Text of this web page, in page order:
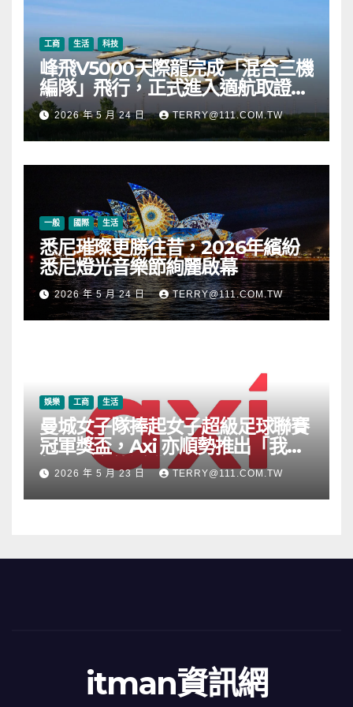
工商 生活 科技
峰飛V5000天際龍完成「混合三機
編隊」飛行，正式進入適航取證階
段2026 年 5 月 24 日 TERRY@111.COM.TW
一般 國際 生活
悉尼璀璨更勝往昔，2026年繽紛
悉尼燈光音樂節絢麗啟幕
2026 年 5 月 24 日 TERRY@111.COM.TW
娛樂 工商 生活
曼城女子隊捧起女子超級足球聯賽
冠軍獎盃，Axi 亦順勢推出「我的
根源」宣傳活動
2026 年 5 月 23 日 TERRY@111.COM.TW
itman資訊網